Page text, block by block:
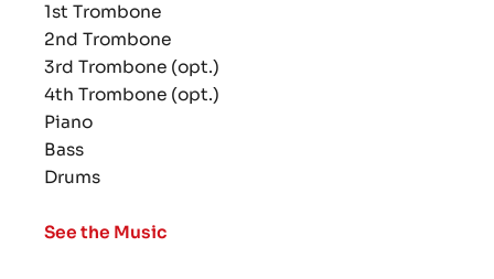
1st Trombone
2nd Trombone
3rd Trombone (opt.)
4th Trombone (opt.)
Piano
Bass
Drums
See the Music